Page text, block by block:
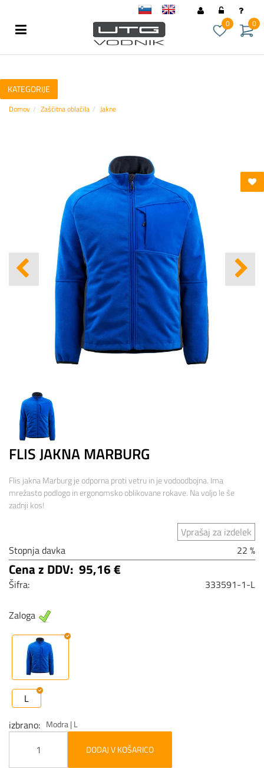
0
0
KATEGORIJE
Domov Zaščitna oblačila Jakne
FLIS JAKNA MARBURG
Flis jakna Marburg je odporna proti vetru in je vodoodbojna. Ima
mrežasto podlogo in ergonomsko oblikovane rokave. Na voljo le še
zadnji kos!
Vprašaj za izdelek
Stopnja davka
22 %
Cena z DDV: 95,16 €
Šifra: 333591-1-L
Zaloga
L
izbrano
Modra | L
DODAJ V KOŠARICO